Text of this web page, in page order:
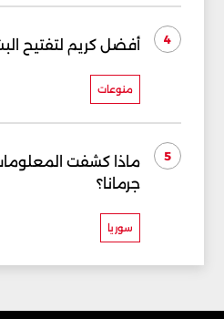
4 أفضل كريم لتفتيح
منوعات
5
ماذا كشفت
جرمانا؟
سوريا